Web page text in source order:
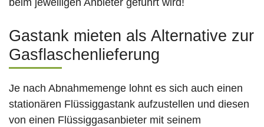
beim jeweiligen Anbieter geführt wird!
Gastank mieten als Alternative zur
Gasflaschenlieferung
Je nach Abnahmemenge lohnt es sich auch einen
stationären Flüssiggastank aufzustellen und diesen
von einen Flüssiggasanbieter mit seinem